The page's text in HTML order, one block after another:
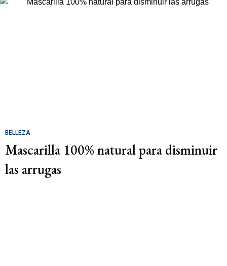
BELLEZA
Mascarilla 100% natural para disminuir
las arrugas